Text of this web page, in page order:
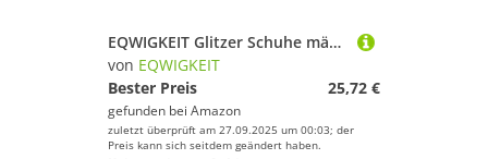
EQWIGKEIT Glitzer Schuhe mädchen, Damen Flach Freizeit Atmungsaktiv Sneaker Outdoor Turnschuhe Klassisch Laufschuhe Sportschuhe Leichte Riemchen Walkingschuhe
von EQWIGKEIT
Bester Preis
25,72 €
gefunden bei Amazon
zuletzt überprüft am 27.09.2025 um 00:03; der
Preis kann sich seitdem geändert haben.